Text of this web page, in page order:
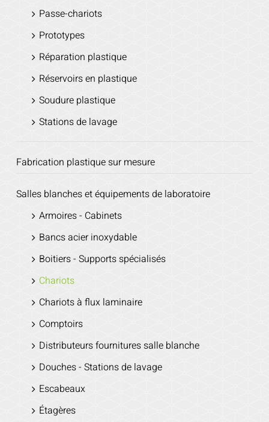
Passe-chariots
Prototypes
Réparation plastique
Réservoirs en plastique
Soudure plastique
Stations de lavage
Fabrication plastique sur mesure
Salles blanches et équipements de laboratoire
Armoires - Cabinets
Bancs acier inoxydable
Boitiers - Supports spécialisés
Chariots
Chariots à flux laminaire
Comptoirs
Distributeurs fournitures salle blanche
Douches - Stations de lavage
Escabeaux
Étagères